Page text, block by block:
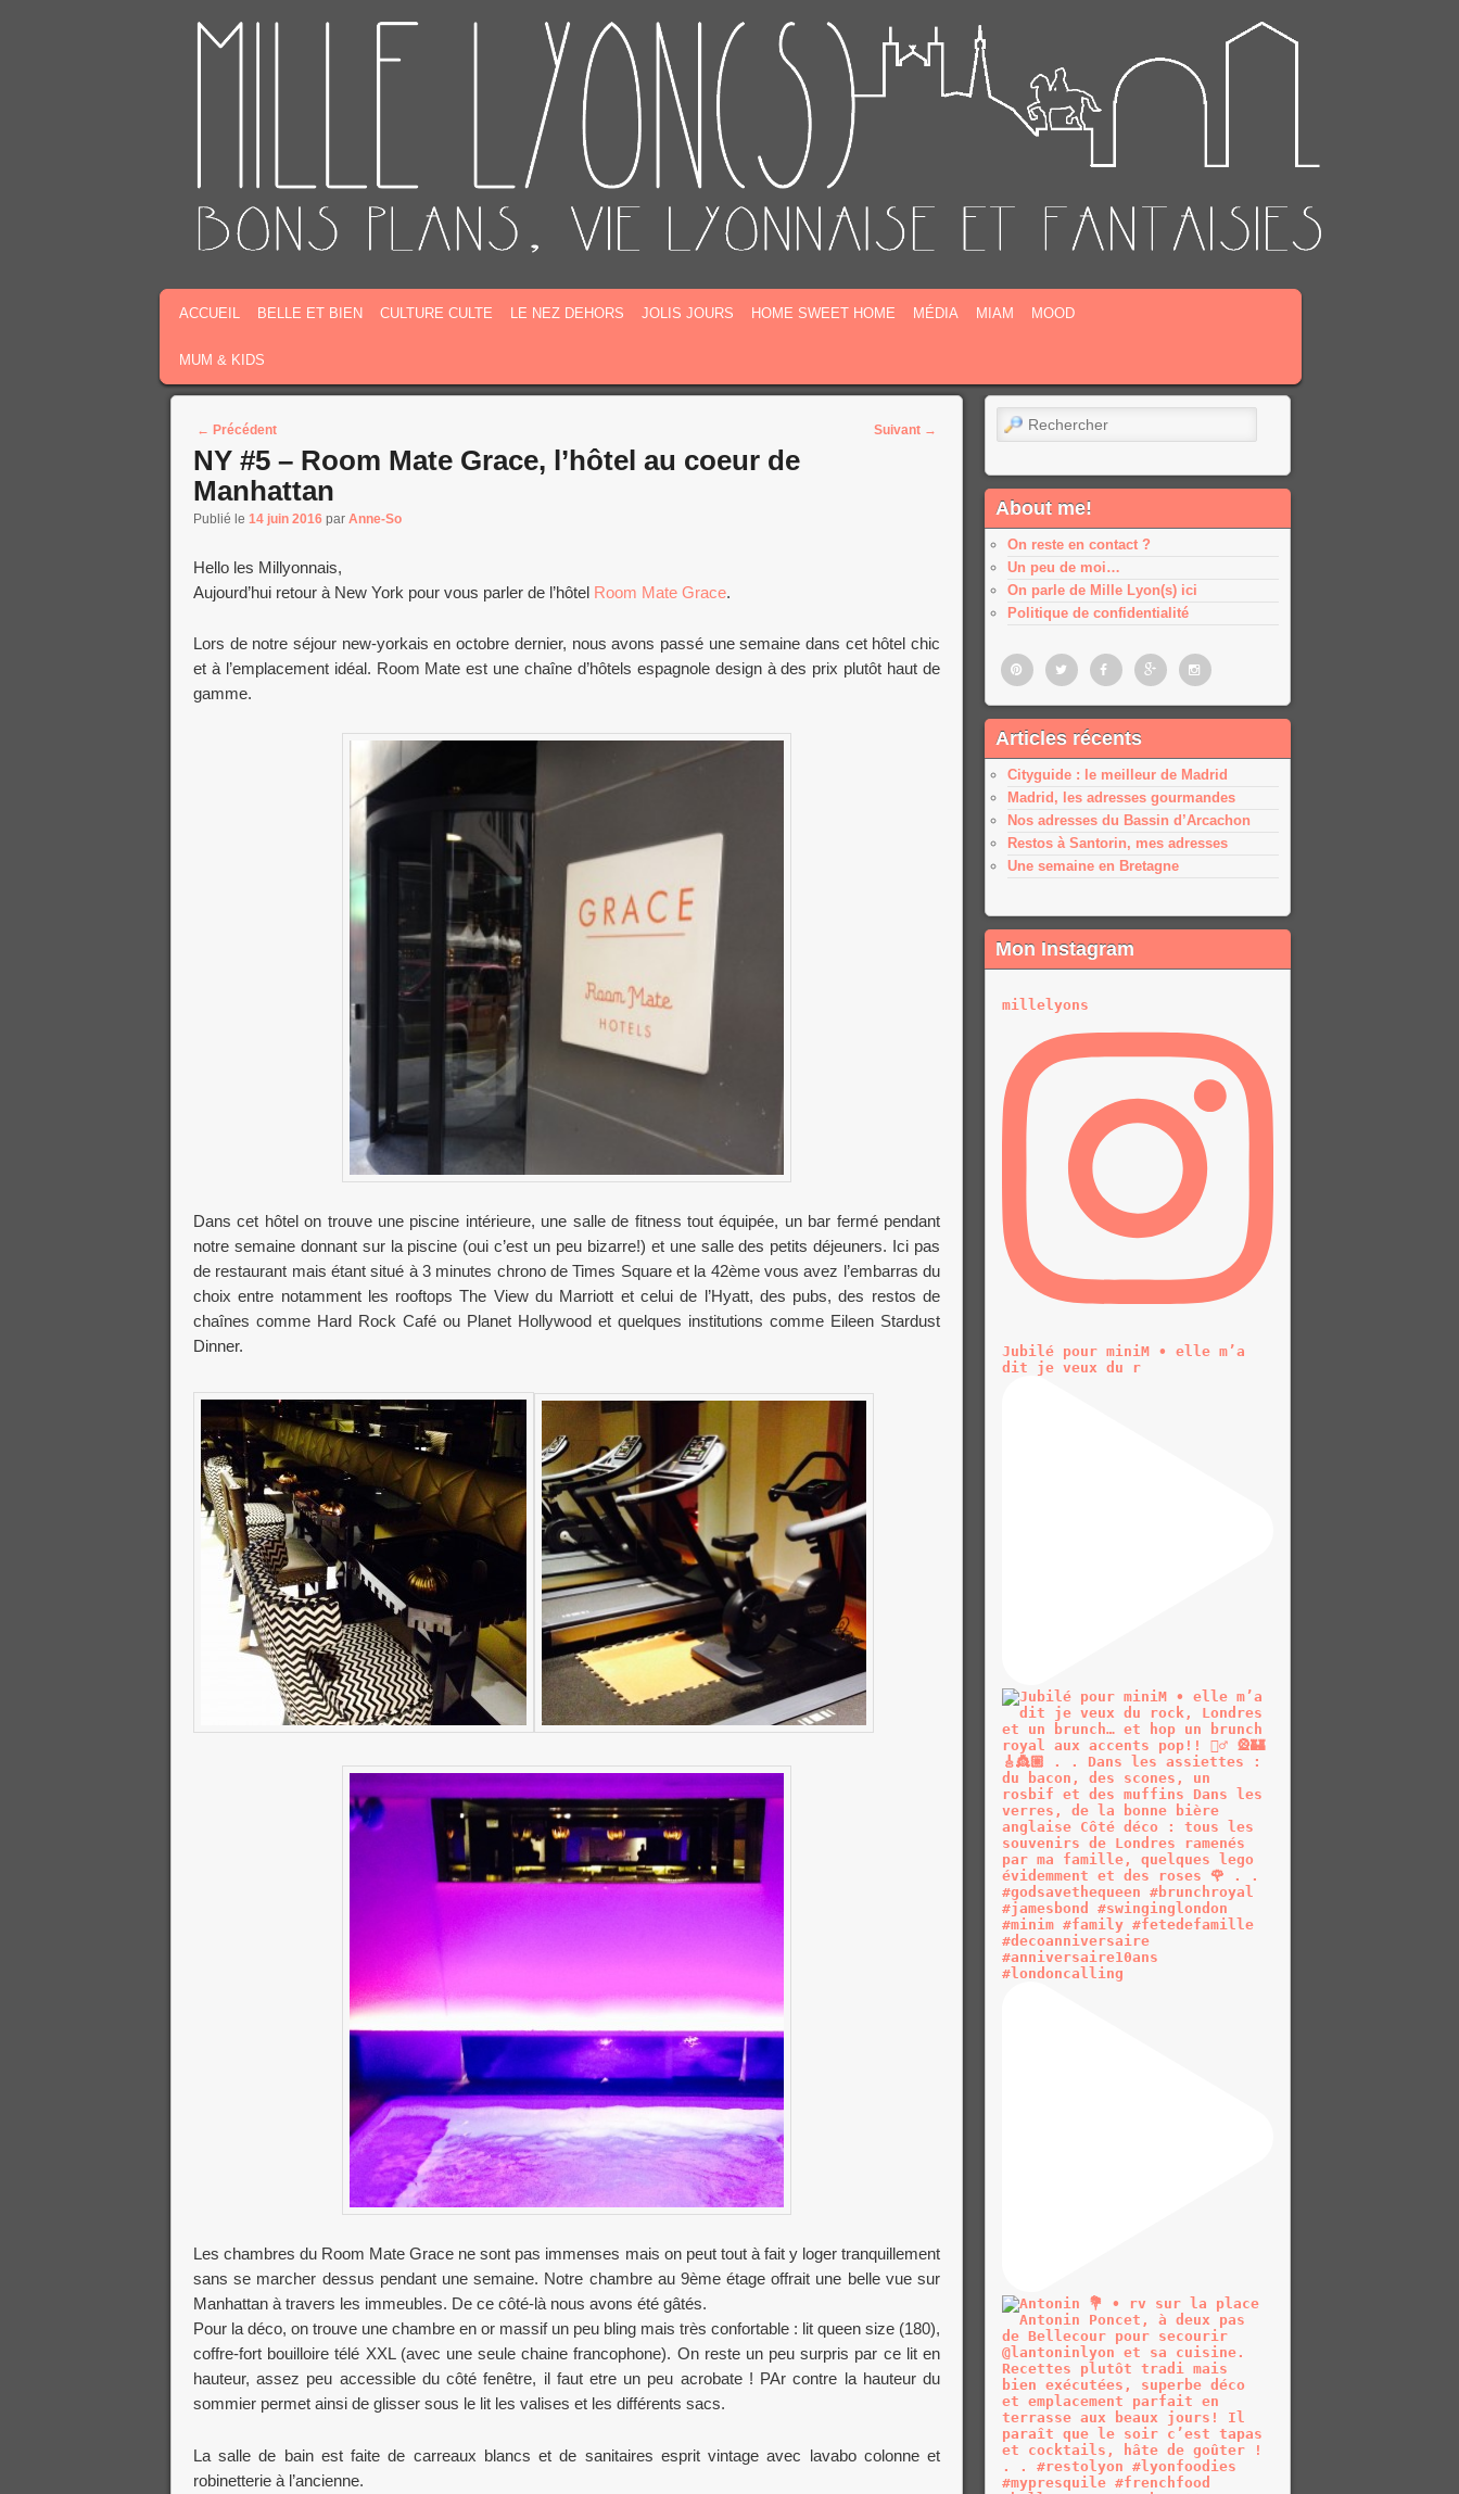
MASQUER LA NAVIGATION PRINCIPALE
MASQUER LA NAVIGATION SECONDAIRE
ACCUEIL BELLE ET BIEN CULTURE CULTE LE NEZ DEHORS JOLIS JOURS HOME SWEET HOME MÉDIA MIAM MOOD
MUM & KIDS
Post navigation
← Précédent Suivant →
NY #5 – Room Mate Grace, l’hôtel au coeur de
Manhattan
Publié le 14 juin 2016 par Anne-So
Hello les Millyonnais,
Aujourd’hui retour à New York pour vous parler de l’hôtel Room Mate Grace.
Lors de notre séjour new-yorkais en octobre dernier, nous avons passé une semaine dans cet hôtel chic
et à l’emplacement idéal. Room Mate est une chaîne d’hôtels espagnole design à des prix plutôt haut de
gamme.
Dans cet hôtel on trouve une piscine intérieure, une salle de fitness tout équipée, un bar fermé pendant
notre semaine donnant sur la piscine (oui c’est un peu bizarre!) et une salle des petits déjeuners. Ici pas
de restaurant mais étant situé à 3 minutes chrono de Times Square et la 42ème vous avez l’embarras du
choix entre notamment les rooftops The View du Marriott et celui de l’Hyatt, des pubs, des restos de
chaînes comme Hard Rock Café ou Planet Hollywood et quelques institutions comme Eileen Stardust
Dinner.
Les chambres du Room Mate Grace ne sont pas immenses mais on peut tout à fait y loger tranquillement
sans se marcher dessus pendant une semaine. Notre chambre au 9ème étage offrait une belle vue sur
Manhattan à travers les immeubles. De ce côté-là nous avons été gâtés.
Pour la déco, on trouve une chambre en or massif un peu bling mais très confortable : lit queen size (180),
coffre-fort bouilloire télé XXL (avec une seule chaine francophone). On reste un peu surpris par ce lit en
hauteur, assez peu accessible du côté fenêtre, il faut etre un peu acrobate ! PAr contre la hauteur du
sommier permet ainsi de glisser sous le lit les valises et les différents sacs.
La salle de bain est faite de carreaux blancs et de sanitaires esprit vintage avec lavabo colonne et
robinetterie à l’ancienne.
Rechercher
About me!
On reste en contact ?
Un peu de moi…
On parle de Mille Lyon(s) ici
Politique de confidentialité
PinterestTwitter FacebookGoogle
plus
Google
Articles récents
Cityguide : le meilleur de Madrid
Madrid, les adresses gourmandes
Nos adresses du Bassin d’Arcachon
Restos à Santorin, mes adresses
Une semaine en Bretagne
Mon Instagram
millelyons
Jubilé pour miniM • elle m’a
dit je veux du r